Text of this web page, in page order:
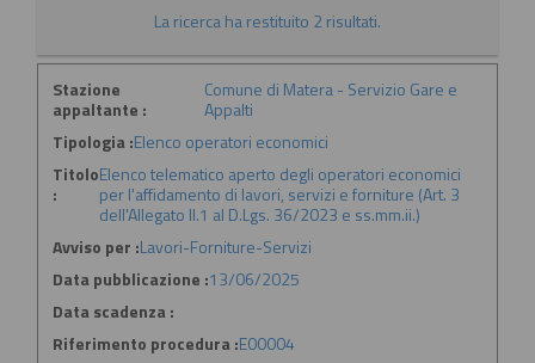
La ricerca ha restituito 2 risultati.
Stazione
appaltante :
Comune di Matera - Servizio Gare e
Appalti
Tipologia :Elenco operatori economici
Titolo
:
Elenco telematico aperto degli operatori economici
per l'affidamento di lavori, servizi e forniture (Art. 3
dell'Allegato II.1 al D.Lgs. 36/2023 e ss.mm.ii.)
Avviso per :Lavori-Forniture-Servizi
Data pubblicazione :13/06/2025
Data scadenza :
Riferimento procedura :E00004